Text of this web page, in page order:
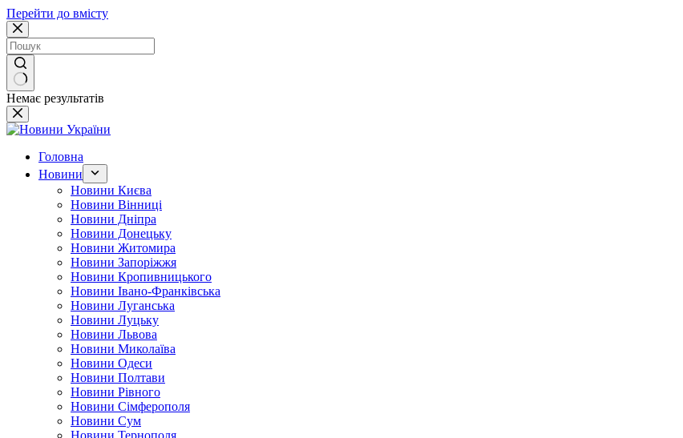
Перейти до вмісту
Немає результатів
Головна
Новини
Новини Києва
Новини Вінниці
Новини Дніпра
Новини Донецьку
Новини Житомира
Новини Запоріжжя
Новини Кропивницького
Новини Івано-Франківська
Новини Луганська
Новини Луцьку
Новини Львова
Новини Миколаїва
Новини Одеси
Новини Полтави
Новини Рівного
Новини Сімферополя
Новини Сум
Новини Тернополя